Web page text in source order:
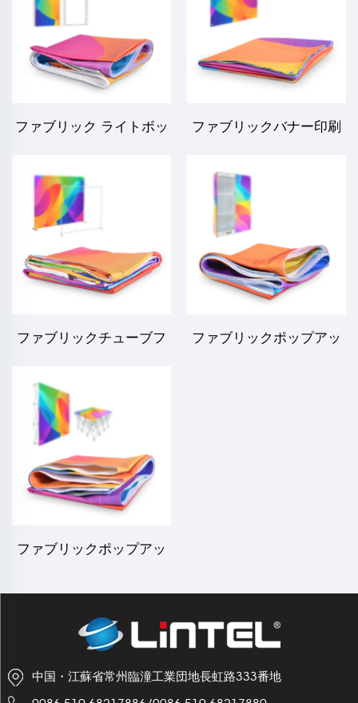
ファブリック ライトボッ
ファブリックバナー印刷
ファブリックチューブフ
ファブリックポップアッ
ファブリックポップアッ
中国・江蘇省常州臨潼工業団地長虹路333番地